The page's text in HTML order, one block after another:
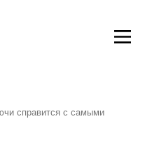
справится с самыми